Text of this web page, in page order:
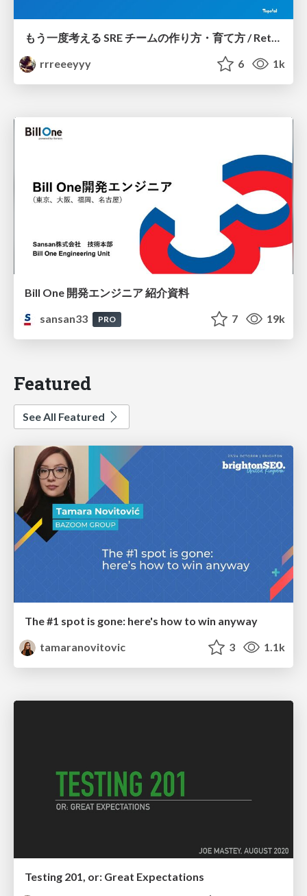
rrreeeyyy
6 1k
Bill One 開発エンジニア 紹介資料
sansan33
PRO 7 19k
Featured
See All Featured
The #1 spot is gone: here's how to win anyway
tamaranovitovic
3 1.1k
Testing 201, or: Great Expectations